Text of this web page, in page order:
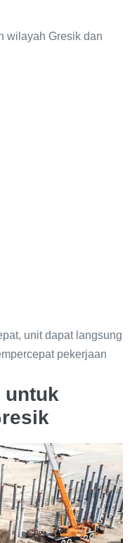
wilayah Gresik dan
unit dapat langsung
pekerjaan
untuk